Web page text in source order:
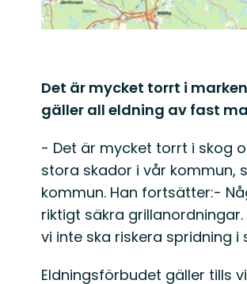
Det är mycket torrt i
gäller all eldning av fast
- Det är mycket torrt i skog
stora skador i vår kommun,
kommun. Han fortsätter:-
riktigt säkra
vi inte ska riskera spridning i
Eldningsförbudet gäller tills